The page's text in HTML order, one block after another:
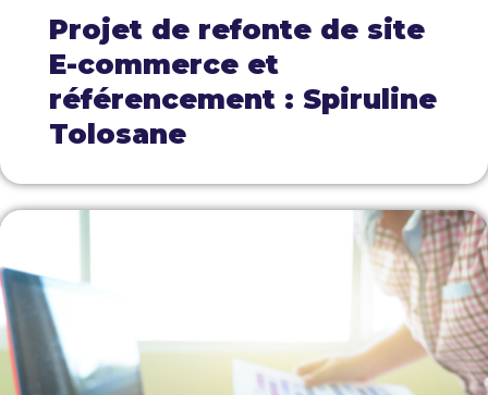
Projet de refonte de site
E-commerce et
référencement : Spiruline
Tolosane